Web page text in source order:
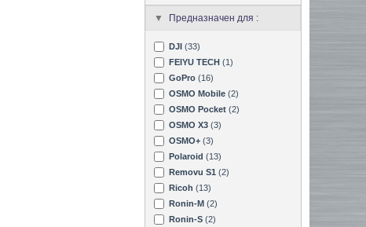
Предназначен для :
DJI (33)
FEIYU TECH (1)
GoPro (16)
OSMO Mobile (2)
OSMO Pocket (2)
OSMO X3 (3)
OSMO+ (3)
Polaroid (13)
Removu S1 (2)
Ricoh (13)
Ronin-M (2)
Ronin-S (2)